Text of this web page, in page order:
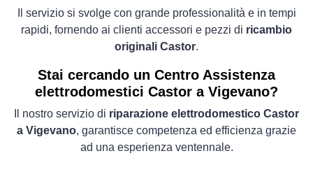
Il servizio si svolge con grande professionalità e in tempi
rapidi, fornendo ai clienti accessori e pezzi di ricambio
originali Castor.
Stai cercando un Centro Assistenza
elettrodomestici Castor a Vigevano?
Il nostro servizio di riparazione elettrodomestico Castor
a Vigevano, garantisce competenza ed efficienza grazie
ad una esperienza ventennale.